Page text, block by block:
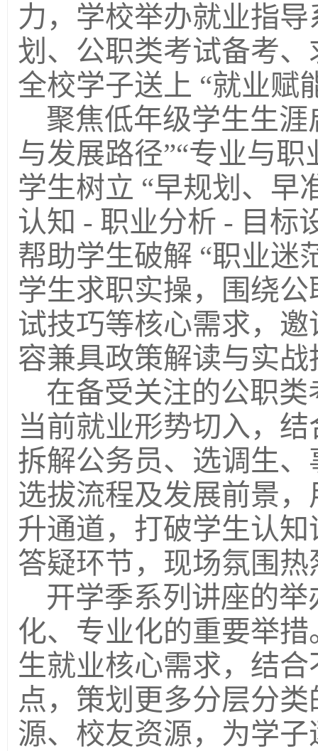
力，学校举办就业指
划、公职类考试备考
全校学子送 上 “就业赋
聚焦低年级学生生
与发展路径”“专业与职
学生树立 “早规划、早
认知 - 职业分析 - 目标
帮助学生破解 “职业迷
学生求职实操，围绕
试技巧等核心需求，
容兼具政策解读与实战
在备受关注的公职
当前就业形势切入，
拆解公务员、选调生
选拔流程及发展前景
升通道，打破学生认
答疑环节， 现场氛围热
开学季系列讲座的
化、专业化的重要举
生就业核心需求，结
点，策划更多分层分
源、校友资源，为学